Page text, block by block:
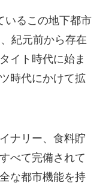
いるこの地下都市
紀元前から存在
イト時代に始ま
時代にかけて拡
ナリー、食料貯
べて完備されて
な都市機能を持